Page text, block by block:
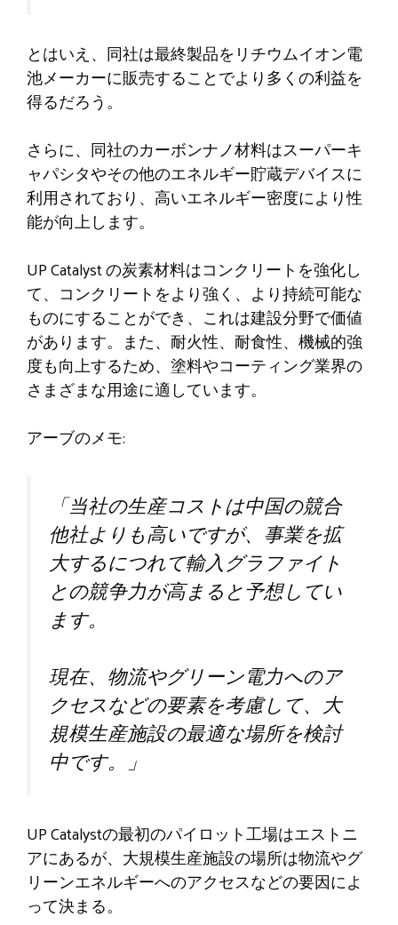
とはいえ、同社は最終製品をリチウムイオン電
池メーカーに販売することでより多くの利益を
得るだろう。
さらに、同社のカーボンナノ材料はスーパーキ
ャパシタやその他のエネルギー貯蔵デバイスに
利用されており、高いエネルギー密度により性
能が向上します。
UP Catalyst の炭素材料はコンクリートを強化し
て、コンクリートをより強く、より持続可能な
ものにすることができ、これは建設分野で価値
があります。また、耐火性、耐食性、機械的強
度も向上するため、塗料やコーティング業界の
さまざまな用途に適しています。
アーブのメモ:
「当社の生産コストは中国の競合
他社よりも高いですが、事業を拡
大するにつれて輸入グラファイト
との競争力が高まると予想してい
ます。
現在、物流やグリーン電力へのア
クセスなどの要素を考慮して、大
規模生産施設の最適な場所を検討
中です。」
UP Catalystの最初のパイロット工場はエストニ
アにあるが、大規模生産施設の場所は物流やグ
リーンエネルギーへのアクセスなどの要因によ
って決まる。